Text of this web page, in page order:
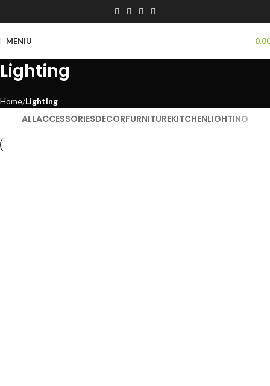
MENIU
Lighting
Home Lighting
ALLACCESSORIESDECORFURNITUREKITCHENLIGHTING